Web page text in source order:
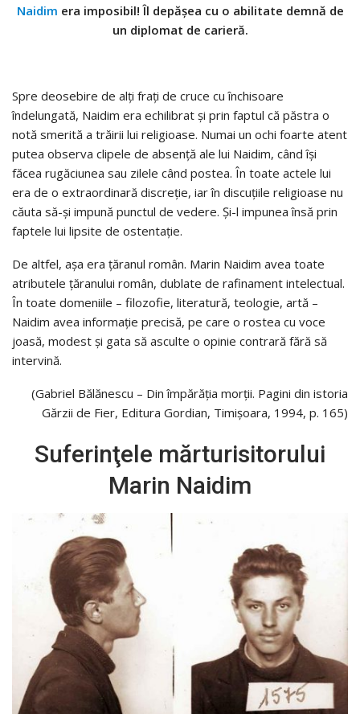
Naidim era imposibil! Îl depășea cu o abilitate demnă de
un diplomat de carieră.
Spre deosebire de alți frați de cruce cu închisoare
îndelungată, Naidim era echilibrat și prin faptul că păstra o
notă smerită a trăirii lui religioase. Numai un ochi foarte atent
putea observa clipele de absență ale lui Naidim, când își
făcea rugăciunea sau zilele când postea. În toate actele lui
era de o extraordinară discreție, iar în discuțiile religioase nu
căuta să-și impună punctul de vedere. Și-l impunea însă prin
faptele lui lipsite de ostentație.
De altfel, așa era țăranul român. Marin Naidim avea toate
atributele țăranului român, dublate de rafinament intelectual.
În toate domeniile – filozofie, literatură, teologie, artă –
Naidim avea informație precisă, pe care o rostea cu voce
joasă, modest și gata să asculte o opinie contrară fără să
intervină.
(Gabriel Bălănescu – Din împărăția morții. Pagini din istoria
Gărzii de Fier, Editura Gordian, Timişoara, 1994, p. 165)
Suferinţele mărturisitorului
Marin Naidim